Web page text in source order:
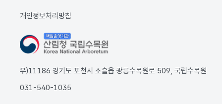
개인정보처리방침
우)11186 경기도 포천시 소흘읍 광릉수목원로 509, 국립수목원
031-540-1035